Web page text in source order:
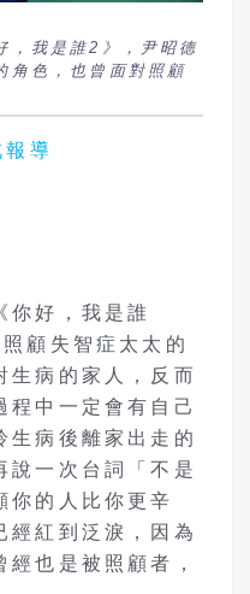
，我是誰2》，尹昭德
角色，也曾面對照顧
導
你好，我是誰
顧失智症太太的
生病的家人，反而
程中一定會有自己
生病後離家出走的
說一次台詞「不是
你的人比你更辛
經紅到泛淚，因為
也是被照顧者，